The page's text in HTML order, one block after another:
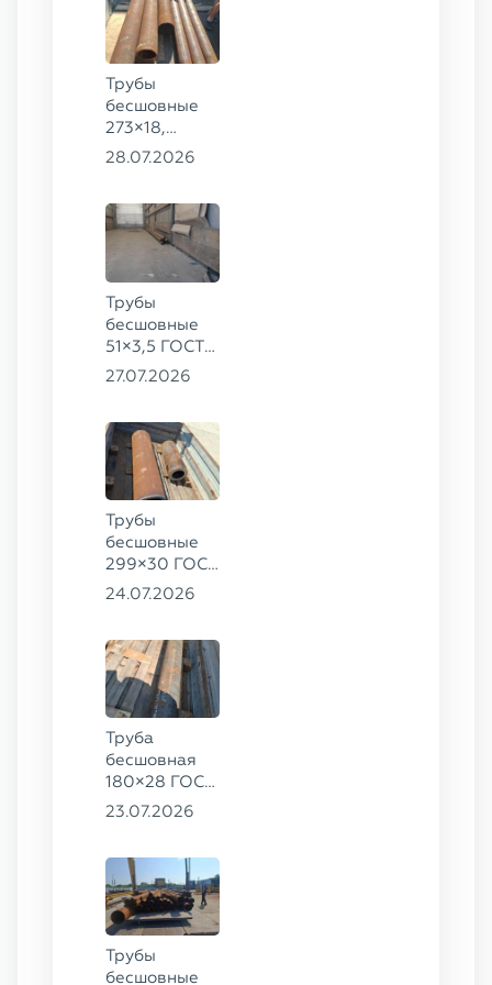
Трубы
бесшовные
273×18,
168×12 ГОСТ
28.07.2026
Трубы
бесшовные
51×3,5 ГОСТ
8732-78, ст.
27.07.2026
Трубы
бесшовные
299×30 ГОСТ
8732-78, ст.
78, ст.
30ХГСА
24.07.2026
Труба
бесшовная
180×28 ГОСТ
8732-78, ст.
23.07.2026
Трубы
бесшовные